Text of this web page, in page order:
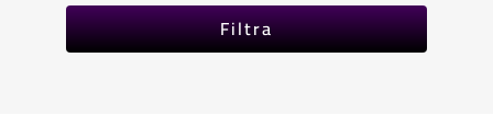
Filtra